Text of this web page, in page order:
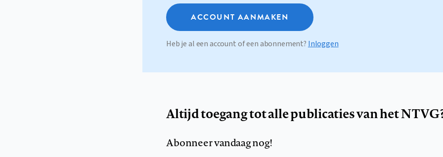
ACCOUNT AANMAKEN
Heb je al een account of een abonnement? Inloggen
Altijd toegang tot alle publicaties van het
Abonneer vandaag nog!